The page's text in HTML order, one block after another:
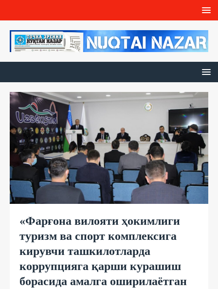
«Фарғона вилояти ҳокимлиги
туризм ва спорт комплексига
кирувчи ташкилотларда
коррупцияга қарши курашиш
борасида амалга оширилаётган